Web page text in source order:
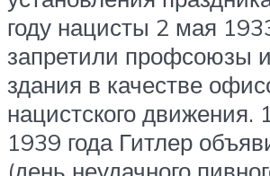
году нацисты 2 мая
запретили профсоюзы
здания в качестве
нацистского движения.
1939 года Гитлер